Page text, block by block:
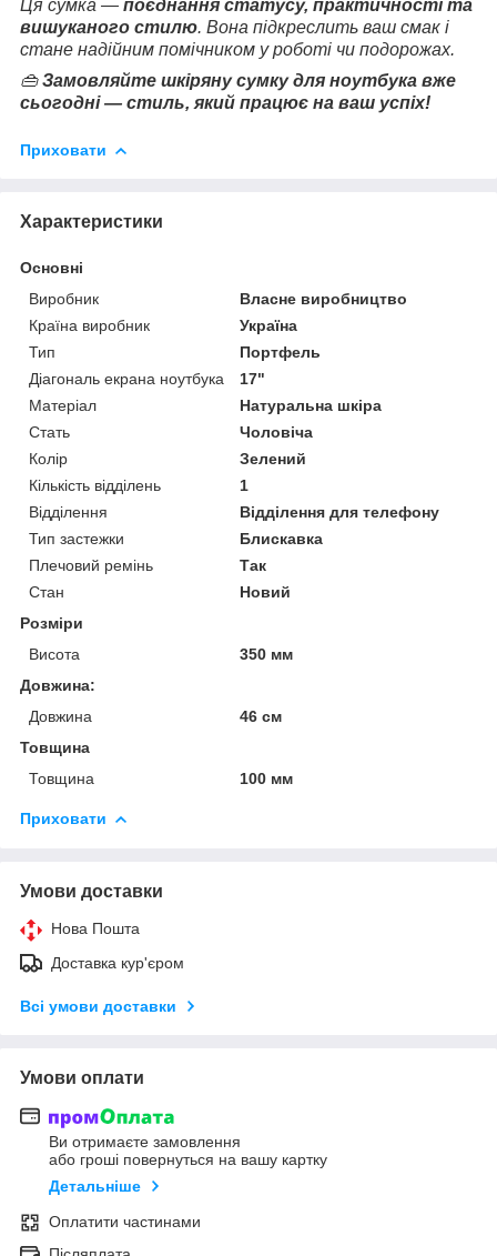
Ця сумка — поєднання статусу, практичності та
вишуканого стилю. Вона підкреслить ваш смак і
стане надійним помічником у роботі чи подорожах.
👜Замовляйте шкіряну сумку для ноутбука вже
сьогодні — стиль, який працює на ваш успіх!
Приховати
Характеристики
Основні
Виробник
Власне виробництво
Країна виробник
Україна
Тип
Портфель
Діагональ екрана ноутбука
17"
Матеріал
Натуральна шкіра
Стать
Чоловіча
Колір
Зелений
Кількість відділень
1
Відділення
Відділення для телефону
Тип застежки
Блискавка
Плечовий ремінь
Так
Стан
Новий
Розміри
Висота
350 мм
Довжина:
Довжина
46 см
Товщина
Товщина
100 мм
Приховати
Умови доставки
Нова Пошта
Доставка кур'єром
Всі умови доставки
Умови оплати
Ви отримаєте замовлення
або гроші повернуться на вашу картку
Детальніше
Оплатити частинами